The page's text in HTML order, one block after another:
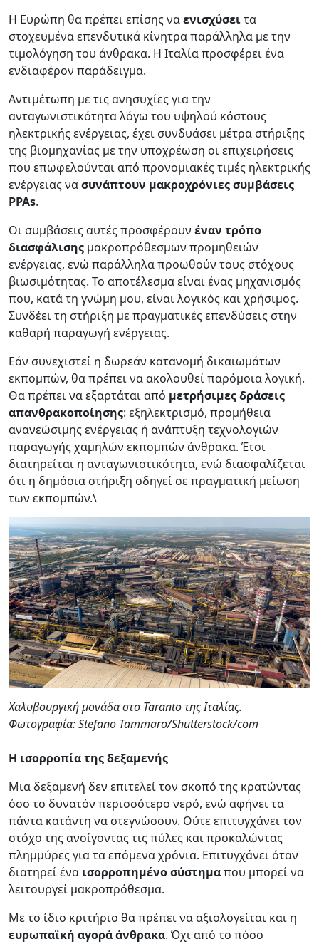
Η Ευρώπη θα πρέπει επίσης ναενισχύσειτα
στοχευμένα επενδυτικά κίνητρα παράλληλα με την
τιμολόγηση του άνθρακα. Η Ιταλία προσφέρει ένα
ενδιαφέρον παράδειγμα.
Αντιμέτωπη με τις ανησυχίες για την
ανταγωνιστικότητα λόγω του υψηλού κόστους
ηλεκτρικής ενέργειας, έχει συνδυάσει μέτρα στήριξης
της βιομηχανίας με την υποχρέωση οι επιχειρήσεις
που επωφελούνται από προνομιακές τιμές ηλεκτρικής
ενέργειας νασυνάπτουν μακροχρόνιες συμβάσεις
PPAs.
Οι συμβάσεις αυτές προσφέρουν έναν τρόπο
διασφάλισης μακροπρόθεσμων προμηθειών
ενέργειας, ενώ παράλληλα προωθούν τους στόχους
βιωσιμότητας. Το αποτέλεσμα είναι ένας μηχανισμός
που, κατά τη γνώμη μου, είναι λογικός και χρήσιμος.
Συνδέει τη στήριξη με πραγματικές επενδύσεις στην
καθαρή παραγωγή ενέργειας.
Εάν συνεχιστεί η δωρεάν κατανομή δικαιωμάτων
εκπομπών, θα πρέπει να ακολουθεί παρόμοια λογική.
Θα πρέπει να εξαρτάται από μετρήσιμες δράσεις
απανθρακοποίησης: εξηλεκτρισμό, προμήθεια
ανανεώσιμης ενέργειας ή ανάπτυξη τεχνολογιών
παραγωγής χαμηλών εκπομπών άνθρακα. Έτσι
διατηρείται η ανταγωνιστικότητα, ενώ διασφαλίζεται
ότι η δημόσια στήριξη οδηγεί σε πραγματική μείωση
των εκπομπών.\
Χαλυβουργική μονάδα στο Taranto της Ιταλίας.
Φωτογραφία: Stefano Tammaro/Shutterstock/com
Η ισορροπία της δεξαμενής
Μια δεξαμενή δεν επιτελεί τον σκοπό της κρατώντας
όσο το δυνατόν περισσότερο νερό, ενώ αφήνει τα
πάντα κατάντη να στεγνώσουν. Ούτε επιτυγχάνει τον
στόχο της ανοίγοντας τις πύλες και προκαλώντας
πλημμύρες για τα επόμενα χρόνια. Επιτυγχάνει όταν
διατηρεί ένα ισορροπημένο σύστημαπου μπορεί να
λειτουργεί μακροπρόθεσμα.
Με το ίδιο κριτήριο θα πρέπει να αξιολογείται και η
ευρωπαϊκή αγορά άνθρακα. Όχι από το πόσο